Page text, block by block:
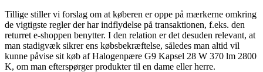
Tillige stiller vi forslag om at køberen er oppe på mærkerne omkring
de vigtigste regler der har indflydelse på transaktionen, f.eks. den
returret e-shoppen benytter. I den relation er det desuden relevant, at
man stadigvæk sikrer ens købsbekræftelse, således man altid vil
kunne påvise sit køb af Halogenpære G9 Kapsel 28 W 370 lm 2800
K, om man efterspørger produkter til en dame eller herre.